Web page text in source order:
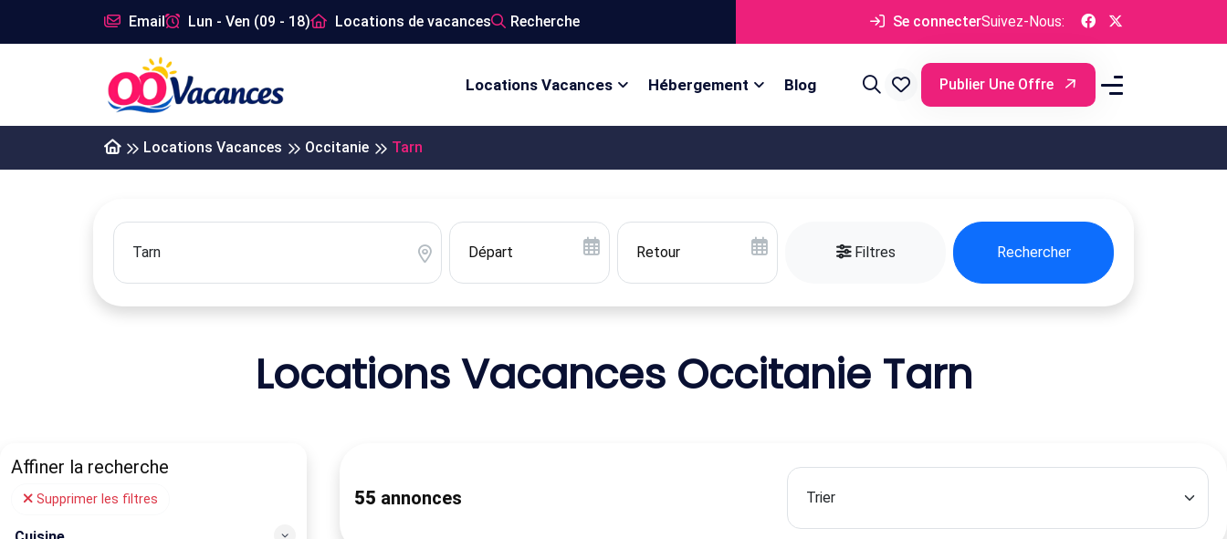
Email Lun - Ven (09 - 18) Locations de vacances Recherche Se connecterSuivez-Nous:
Locations Vacances Hébergement Blog Publier Une Offre
Locations Vacances Occitanie Tarn
Filtres Rechercher
Locations Vacances Occitanie Tarn
Affiner la recherche
Supprimer les filtres 55 annonces